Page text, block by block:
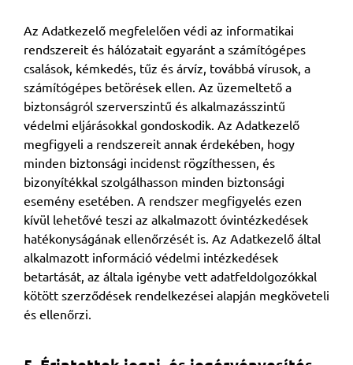
Az Adatkezelő megfelelően védi az informatikai
rendszereit és hálózatait egyaránt a számítógépes
csalások, kémkedés, tűz és árvíz, továbbá vírusok, a
számítógépes betörések ellen. Az üzemeltető a
biztonságról szerverszintű és alkalmazásszintű
védelmi eljárásokkal gondoskodik. Az Adatkezelő
megfigyeli a rendszereit annak érdekében, hogy
minden biztonsági incidenst rögzíthessen, és
bizonyítékkal szolgálhasson minden biztonsági
esemény esetében. A rendszer megfigyelés ezen
kívül lehetővé teszi az alkalmazott óvintézkedések
hatékonyságának ellenőrzését is. Az Adatkezelő által
alkalmazott információ védelmi intézkedések
betartását, az általa igénybe vett adatfeldolgozókkal
kötött szerződések rendelkezései alapján megköveteli
és ellenőrzi.